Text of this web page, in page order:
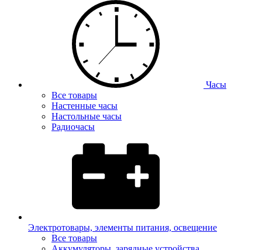
Часы
Все товары
Настенные часы
Настольные часы
Радиочасы
Электротовары, элементы питания, освещение
Все товары